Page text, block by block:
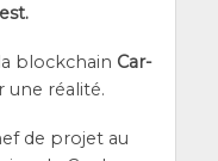
blo­ck­chain Car­
une réalité.
de pro­jet au